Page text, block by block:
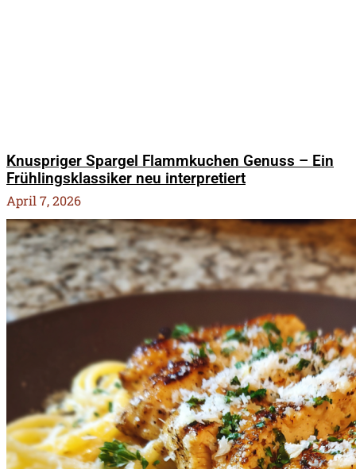
Knuspriger Spargel Flammkuchen Genuss – Ein
Frühlingsklassiker neu interpretiert
April 7, 2026